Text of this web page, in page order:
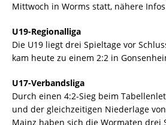
Mittwoch in Worms statt, nähere
U19-Regionalliga
Die U19 liegt drei Spieltage vor
kam heute zu einem 2:2 in
U17-Verbandsliga
Durch einen 4:2-Sieg beim
und der gleichzeitigen Niederlage
Mainz haben sich die Wormaten drei